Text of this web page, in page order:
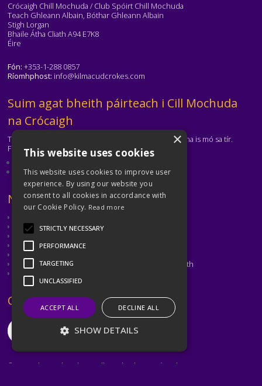
Crócaigh Chill Mochuda / Club Spóirt Chill Mochuda
Teach Ghleann Albain, Bóthar Ghleann Albain
Stigh Lorgan
Bhaile Átha Cliath A94 E7K8
Éire
Fón: +353-1-288 0857
Ríomhphost: info@kilmacudcrokes.com
Téasc
Suim agat bheith páirteach i Cill Mochuda
na Crócaigh
Tá Cill Mochuda na Crócaigh ar cheann de na clubanna is mó sa tír.
Freastalaímid ar gach aois agus ar gach cumas.
Déan teagmháil leis an gclub
Téasc
Naisc Úsáideacha
CLG Átha Cliath
Cumann Peil Ghaelach na mBan
Cumann Camógaíochta
CLG Laighean
Oiliúint agus Forbairt Cluichí CLG Bhaile Átha Cliath
Met Éireann
Téasc
Coinnigh i dTeagmháil
©2026 Kilmacud Crokes / Cill Mochuda na Crócaigh
×
This website uses cookies
This website uses cookies to improve user
experience. By using our website you
consent to all cookies in accordance with
our Cookie Policy. Read more
STRICTLY NECESSARY
PERFORMANCE
TARGETING
UNCLASSIFIED
ACCEPT ALL DECLINE ALL
SHOW DETAILS